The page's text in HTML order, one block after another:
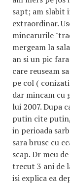
sapt; am slabit
extraordinar.
mincarurile
mergeam la
an si un pic
care reuseam
pe col (
dar mincam cu
lui 2007. Dupa
putin cite
in perioada
sara brusc cu
scap. Dr meu
trecut 3 ani de
isi explica ea